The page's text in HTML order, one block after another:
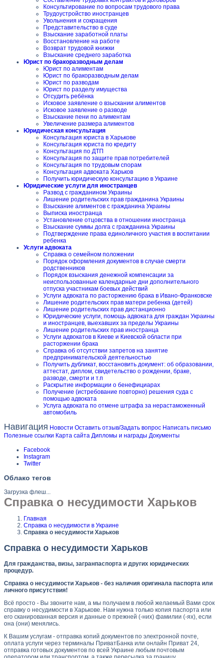
Консультирование по вопросам трудового права
Трудоустройство иностранцев
Увольнения и сокращения
Представительство в суде
Взыскание заработной платы
Восстановление на работе
Возврат трудовой книжки
Взыскание среднего заработка
Юрист по бракоразводным делам
Юрист по алиментам
Юрист по бракоразводным делам
Юрист по разводам
Юрист по разделу имущества
Отсудить ребёнка
Исковое заявление о взыскании алиментов
Исковое заявление о разводе
Взыскание пени по алиментам
Увеличение размера алиментов
Юридическая консультация
Консультация юриста в Харькове
Консультация юриста по кредиту
Консультация по ДТП
Консультация по защите прав потребителей
Консультация по трудовым спорам
Консультация адвоката Харьков
Получить юридическую консультацию в Украине
Юридические услуги для иностранцев
Развод с гражданином Украины
Лишение родительских прав гражданина Украины
Взыскание алиментов с гражданина Украины
Выписка иностранца
Установление отцовства в отношении иностранца
Взыскание суммы долга с гражданина Украины
Подтверждение права единоличного участия в воспитании
ребенка
Услуги адвоката
Справка о семейном положении
Порядок оформления документов в случае смерти
родственников
Порядок взыскания денежной компенсации за
неиспользованные календарные дни дополнительного
отпуска участникам боевых действий
Услуги адвоката по расторжению брака в Ивано-Франковске
Лишение родительских прав матери ребенка (детей)
Лишение родительских прав дистанционно
Юридические услуги, помощь адвоката для граждан Украины
и иностранцев, выехавших за пределы Украины
Лишение родительских прав иностранца
Услуги адвокатов в Киеве и Киевской области при
расторжении брака
Справка об отсутствии запретов на занятие
предпринимательской деятельностью
Получить дубликат, восстановить документ: об образовании,
аттестат, диплом, свидетельство о рождении, браке,
разводе, смерти и т.п
Раскрытие информации о бенефициарах
Получение (истребование повторно) решения суда с
помощью адвоката
Услуга адвоката по отмене штрафа за нерастаможенный
автомобиль
Навигация Новости Оставить отзыв/Задать вопрос Написать письмо
Полезные ссылки Карта сайта Дипломы и награды Документы
Facebook
Instagram
Twitter
Облако тегов
Загрузка флеш...
Справка о несудимости Харьков
Главная
Справка о несудимости в Украине
Справка о несудимости Харьков
Справка о несудимости Харьков
Для гражданства, визы, загранпаспорта и других юридических
процедур.
Справка о несудимости Харьков - без наличия оригинала паспорта или
личного присутствия!
Всё просто - Вы звоните нам, а мы получаем в любой желаемый Вами срок
справку о несудимости в Харькове. Нам нужна только копия паспорта или
его сканированная версия и данные о прежней (-них) фамилии (-ях), если
она (они) менялись.
К Вашим услугам - отправка копий документов по электронной почте,
оплата услуги через терминалы ПриватБанка или онлайн Приват 24,
отправка готовых документов по всей Украине любым почтовым